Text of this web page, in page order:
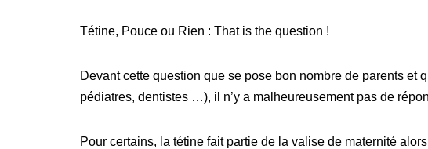
Tétine, Pouce ou Rien : That is the question !
Devant cette question que se pose bon nombre de parents et
pédiatres, dentistes …), il n’y a malheureusement pas de
Pour certains, la tétine fait partie de la valise de maternité